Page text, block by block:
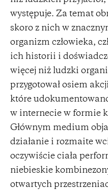
występuje. Za temat
skoro z nich w
organizm człowieka,
ich historii i
więcej niż ludzki
przygotował osiem
które
w internecie w formie
Głównym medium
działanie i rozmaite
oczywiście ciała
niebieskie
otwartych